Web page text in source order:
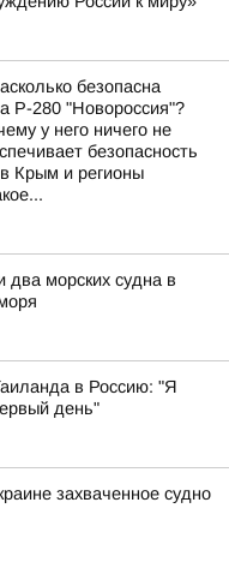
безопасна
Р-280 "Новороссия"?
у него ничего не
безопасность
Крым и регионы
два морских судна в
в Россию: "Я
день"
захваченное судно